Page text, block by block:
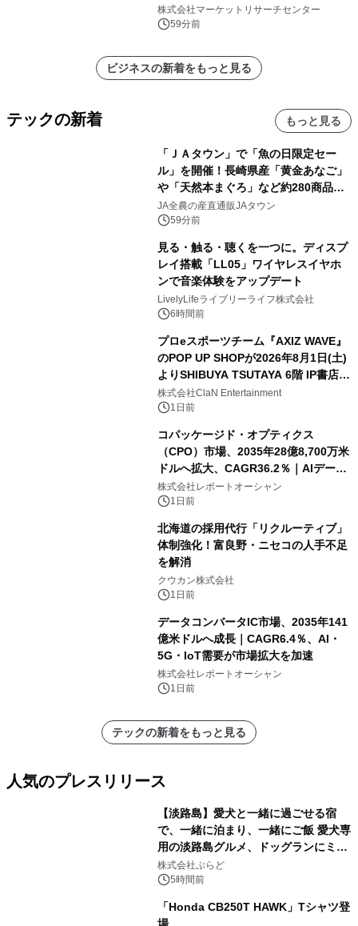
発表
株式会社マーケットリサーチセンター
59分前
ビジネスの新着をもっと見る
テックの新着 もっと見る
「ＪＡタウン」で「魚の日限定セー
ル」を開催！長崎県産「黄金あなご」
や「天然本まぐろ」など約280商品を
販売！～毎月１０日の定例企画～
JA全農の産直通販JAタウン
59分前
見る・触る・聴くを一つに。ディスプ
レイ搭載「LL05」ワイヤレスイヤホ
ンで音楽体験をアップデート
LivelyLifeライブリーライフ株式会社
6時間前
プロeスポーツチーム『AXIZ WAVE』
のPOP UP SHOPが2026年8月1日(土)
よりSHIBUYA TSUTAYA 6階 IP書店で
開催決定！！
株式会社ClaN Entertainment
1日前
コパッケージド・オプティクス
（CPO）市場、2035年28億8,700万米
ドルへ拡大、CAGR36.2％｜AIデータ
センター・高速光通信需要が成長を加
速
株式会社レポートオーシャン
1日前
北海道の採用代行「リクルーティブ」
体制強化！富良野・ニセコの人手不足
を解消
クウカン株式会社
1日前
データコンバータIC市場、2035年141
億米ドルへ成長｜CAGR6.4％、AI・
5G・IoT需要が市場拡大を加速
株式会社レポートオーシャン
1日前
テックの新着をもっと見る
人気のプレスリリース
【淡路島】愛犬と一緒に過ごせる宿
で、一緒に泊まり、一緒にご飯 愛犬専
用の淡路島グルメ、ドッグランにミニ
プール グランピングとトレーラーハウ
スの2施設で
株式会社ぷらど
5時間前
「Honda CB250T HAWK」Tシャツ登